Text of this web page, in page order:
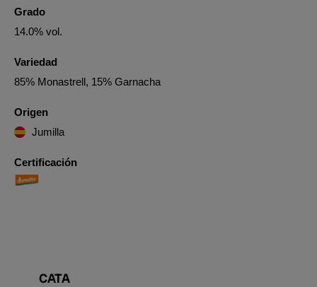
Grado
14.0% vol.
Variedad
85% Monastrell, 15% Garnacha
Origen
Jumilla
Certificación
CATA